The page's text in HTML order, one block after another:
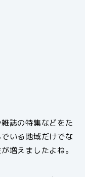
誌の特集などをた
いる地域だけでな
増えましたよね。